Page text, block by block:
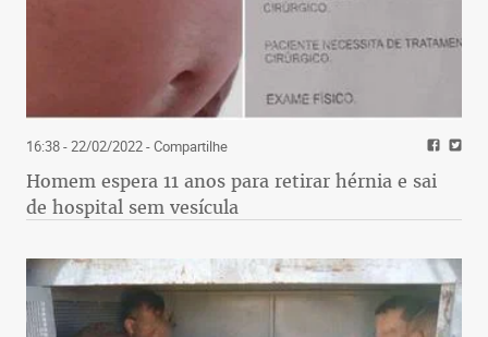
16:38 - 22/02/2022- Compartilhe
Homem espera 11 anos para retirar hérnia e sai
de hospital sem vesícula